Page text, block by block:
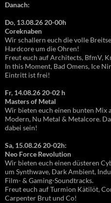
Danach:
Do, 13.08.26 20-00h
Coreknaben
Wir schallern euch die volle
Hardcore um die Ohren!
Freut euch auf Architects, BfmV,
In this Moment, Bad Omens, Ice
Eintritt ist frei!
Fr, 14.08.26 20-02 h
Masters of Metal
Wir bieten euch einen bunten Mix
Modern, Nu Metal & Metalcore.
dabei sein!
Sa, 15.08.26 20-02h:
Neo Force Revolution
Wir bieten euch einen düsteren
um Synthwave, Dark Ambient,
Film- & Gaming-Soundtracks.
Freut euch auf Turmion Kätilöt,
Carpenter Brut und Co!